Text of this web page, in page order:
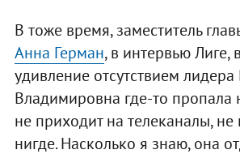
В тоже время, заместитель
Анна Герман, в интервью Лиге,
удивление отсутствием
Владимировна где-то пропала
не приходит на телеканалы, не
нигде. Насколько я знаю, она